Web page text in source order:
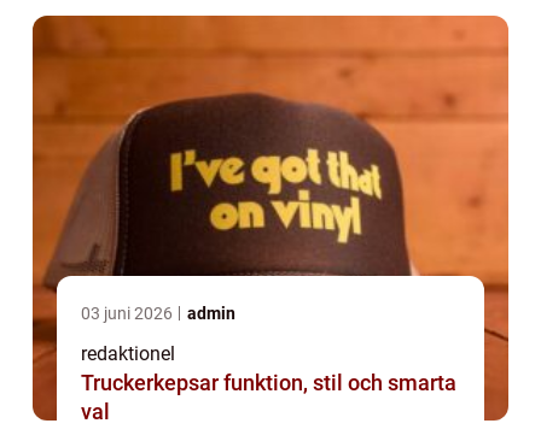
03 juni 2026 admin
redaktionel
Truckerkepsar funktion, stil och smarta
val